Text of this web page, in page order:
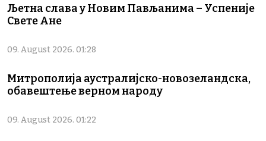
Љетна слава у Новим Пављанима – Успеније
Свете Ане
09. August 2026. 01:28
Митрополија аустралијско-новозеландска,
обавештење верном народу
09. August 2026. 01:22